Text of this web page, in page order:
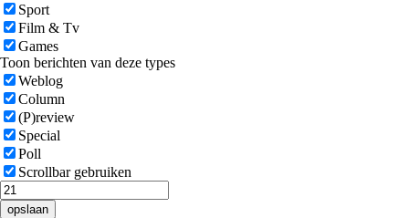
Sport
Film & Tv
Games
Toon berichten van deze types
Weblog
Column
(P)review
Special
Poll
Scrollbar gebruiken
opslaan